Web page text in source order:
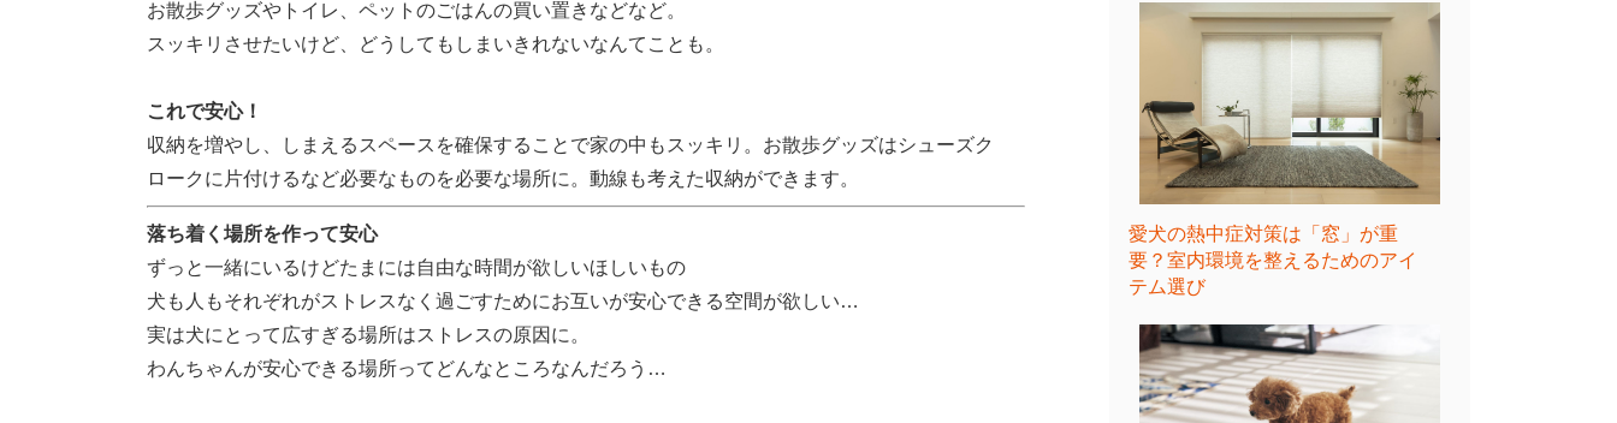
お散歩グッズやトイレ、ペットのごはんの買い置きなどなど。
スッキリさせたいけど、どうしてもしまいきれないなんてことも。
これで安心！
収納を増やし、しまえるスペースを確保することで家の中もスッキリ。お散歩グッズはシューズク
ロークに片付けるなど必要なものを必要な場所に。動線も考えた収納ができます。
落ち着く場所を作って安心
ずっと一緒にいるけどたまには自由な時間が欲しいほしいもの
犬も人もそれぞれがストレスなく過ごすためにお互いが安心できる空間が欲しい…
実は犬にとって広すぎる場所はストレスの原因に。
わんちゃんが安心できる場所ってどんなところなんだろう…
愛犬の熱中症対策は「窓」が重
要？室内環境を整えるためのアイ
テム選び